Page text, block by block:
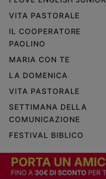
VITA PASTORALE
IL COOPERATORE
PAOLINO
MARIA CON TE
LA DOMENICA
VITA PASTORALE
SETTIMANA DELLA
COMUNICAZIONE
FESTIVAL BIBLICO